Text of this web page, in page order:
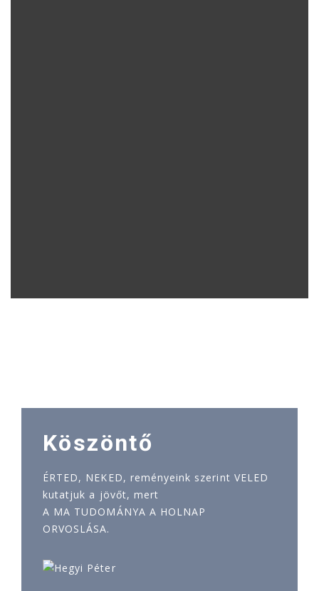
Köszöntő
ÉRTED, NEKED, reményeink szerint VELED
kutatjuk a jövőt, mert
A MA TUDOMÁNYA A HOLNAP
ORVOSLÁSA.